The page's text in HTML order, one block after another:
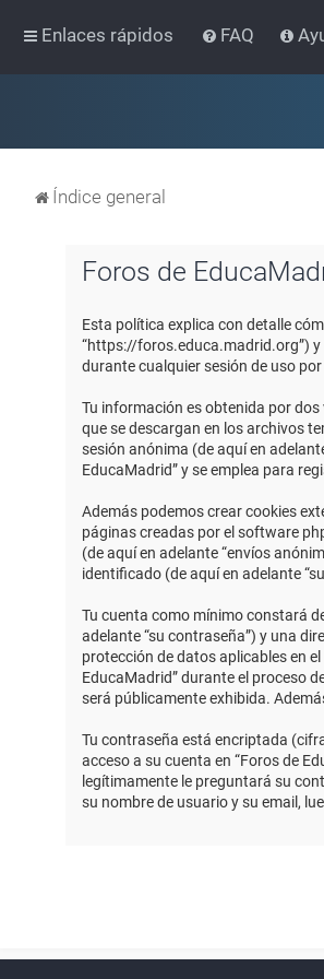
Enlaces rápidos FAQ
Índice general
Foros de
Esta política explica con detalle
“https://foros.educa.madrid.org”) y
durante cualquier sesión de uso
Tu información es obtenida por
que se descargan en los archivos
sesión anónima (de aquí en
EducaMadrid” y se emplea para
Además podemos crear cookies
páginas creadas por el software
(de aquí en adelante “envíos
identificado (de aquí en adelante
Tu cuenta como mínimo constará
adelante “su contraseña”) y una
protección de datos aplicables en
EducaMadrid” durante el proceso
será públicamente exhibida.
Tu contraseña está encriptada
acceso a su cuenta en “Foros de
legítimamente le preguntará su
su nombre de usuario y su email,